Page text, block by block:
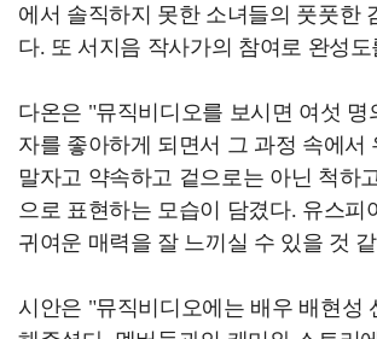
에서 솔직하지 못한 소녀들의 풋풋한
다. 또 서지음 작사가의 참여로 완성
다온은 "뮤직비디오를 보시면 여섯 명
자를 좋아하게 되면서 그 과정 속에서
말자고 약속하고 겉으로는 아닌 척하
으로 표현하는 모습이 담겼다. 유스피
귀여운 매력을 잘 느끼실 수 있을 것
시안은 "뮤직비디오에는 배우 배현성